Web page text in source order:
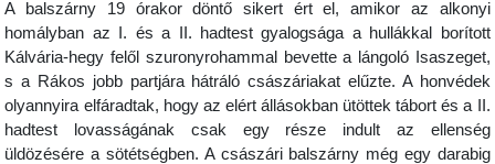
A balszárny 19 órakor döntő sikert ért el, amikor az alkonyi
homályban az I. és a II. hadtest gyalogsága a hullákkal borított
Kálvária-hegy felől szuronyrohammal bevette a lángoló Isaszeget,
s a Rákos jobb partjára hátráló császáriakat elűzte. A honvédek
olyannyira elfáradtak, hogy az elért állásokban ütöttek tábort és a II.
hadtest lovasságának csak egy része indult az ellenség
üldözésére a sötétségben. A császári balszárny még egy darabig